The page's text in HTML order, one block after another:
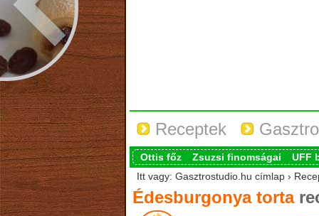
Receptek
Ottis főz Zsuzsi finomságai
UFF
Itt vagy: Gasztrostudio.hu címlap ›
Édesburgonya torta